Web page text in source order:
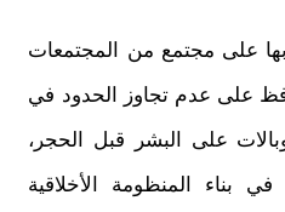
بها على مجتمع من المجتمعات
على عدم تجاوز الحدود في
على البشر قبل الحجر،
في بناء المنظومة الأخلاقية